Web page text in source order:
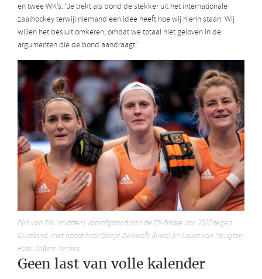
en twee WK’s. ‘Je trekt als bond de stekker uit het internationale
zaalhockey terwijl niemand een idee heeft hoe wij hierin staan. Wij
willen het besluit omkeren, omdat we totaal niet geloven in de
argumenten die de bond aandraagt.’
Elin van Erk (midden) voorafgaand aan de EK-finale van 2022 tegen
Duitsland, met naast haar Donja Zwinkels (links) en Laura van Heugten.
Foto: Willem Vernes
Geen last van volle kalender